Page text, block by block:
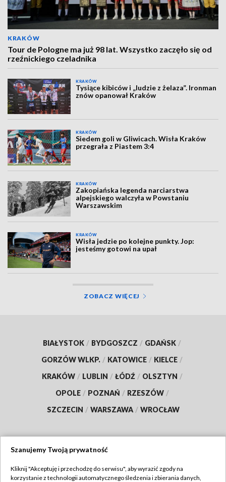
KRAKÓW
Tour de Pologne ma już 98 lat. Wszystko zaczęło się od
rzeźnickiego czeladnika
KRAKÓW
Tysiące kibiców i „ludzie z żelaza”. Ironman
znów opanował Kraków
KRAKÓW
Siedem goli w Gliwicach. Wisła Kraków
przegrała z Piastem 3:4
KRAKÓW
Zakopiańska legenda narciarstwa
alpejskiego walczyła w Powstaniu
Warszawskim
KRAKÓW
Wisła jedzie po kolejne punkty. Jop:
jesteśmy gotowi na upał
ZOBACZ WIĘCEJ
BIAŁYSTOK / BYDGOSZCZ / GDAŃSK /
GORZÓW WLKP. / KATOWICE / KIELCE /
KRAKÓW / LUBLIN / ŁÓDŹ / OLSZTYN /
OPOLE / POZNAŃ / RZESZÓW /
SZCZECIN / WARSZAWA / WROCŁAW
Szanujemy Twoją prywatność
Kliknij "Akceptuję i przechodzę do serwisu", aby wyrazić zgody na
korzystanie z technologii automatycznego śledzenia i zbierania danych,